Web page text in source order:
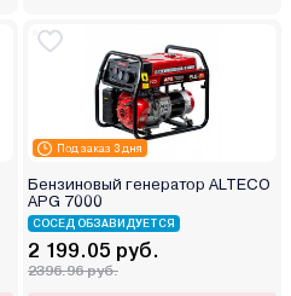
Под заказ 3 дня
Бензиновый генератор ALTECO
APG 7000
СОСЕД ОБЗАВИДУЕТСЯ
2 199.05 руб.
2396.96 руб.